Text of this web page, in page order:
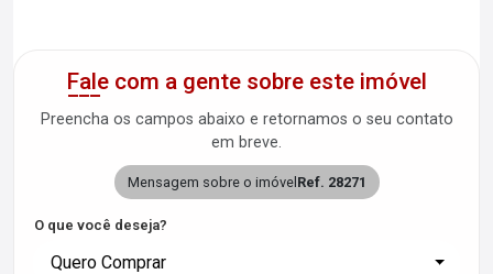
Fale com a gente sobre este imóvel
Preencha os campos abaixo e retornamos o seu contato
em breve.
Mensagem sobre o imóvel Ref. 28271
O que você deseja?
Quero Comprar